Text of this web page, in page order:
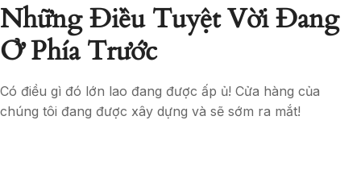
Những Điều Tuyệt Vời Đang
Ở Phía Trước
Có điều gì đó lớn lao đang được ấp ủ! Cửa hàng của
chúng tôi đang được xây dựng và sẽ sớm ra mắt!